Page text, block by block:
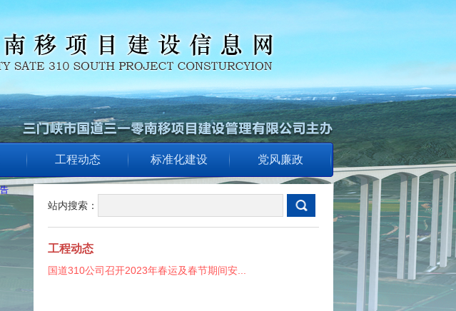
工程动态 标准化建设 党风廉政
站内搜索：
工程动态
国道310公司召开2023年春运及春节期间安...